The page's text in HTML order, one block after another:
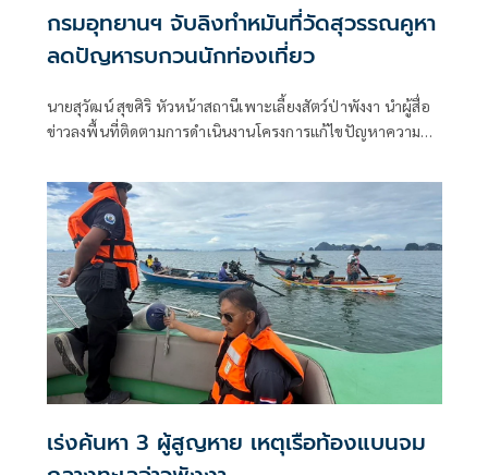
กรมอุทยานฯ จับลิงทำหมันที่วัดสุวรรณคูหา
ลดปัญหารบกวนนักท่องเที่ยว
นายสุวัฒน์ สุขศิริ หัวหน้าสถานีเพาะเลี้ยงสัตว์ป่าพังงา นำผู้สื่อ
ข่าวลงพื้นที่ติดตามการดำเนินงานโครงการแก้ไขปัญหาความ
บริหารพื้นที่อนุรักษ์ที่ 5 (นครศรีธรรมราช) กรมอุทยานแห่ง
ชาติ สัตว์ป่า และพันธุ์พืช ดำเนินการควบคุมประชากรลิงแสม
ด้วยวิธีการทำหมัน เพื่อแก้ไขปัญหาลิงเพิ่มจำนวนอย่างรวดเร็ว
ลดผลกระทบต่อประชาชน นักท่องเที่ยว และป้องกันการแพร่
กระจายของโรคติดต่อจากลิงสู่คน
เร่งค้นหา 3 ผู้สูญหาย เหตุเรือท้องแบนจม